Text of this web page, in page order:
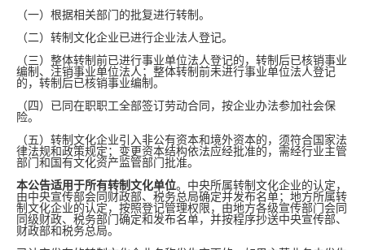
（一）根据相关部门的批复进行转制。
（二）转制文化企业已进行企业法人登记。
（三）整体转制前已进行事业单位法人登记的，转制后已核销事业
编制、注销事业单位法人；整体转制前未进行事业单位法人登记
的，转制后已核销事业编制。
（四）已同在职职工全部签订劳动合同，按企业办法参加社会保
险。
（五）转制文化企业引入非公有资本和境外资本的，须符合国家法
律法规和政策规定；变更资本结构依法应经批准的，需经行业主管
部门和国有文化资产监管部门批准。
本公告适用于所有转制文化单位。中央所属转制文化企业的认定，
由中央宣传部会同财政部、税务总局确定并发布名单；地方所属转
制文化企业的认定，按照登记管理权限，由地方各级宣传部门会同
同级财政、税务部门确定和发布名单，并按程序抄送中央宣传部、
财政部和税务总局。